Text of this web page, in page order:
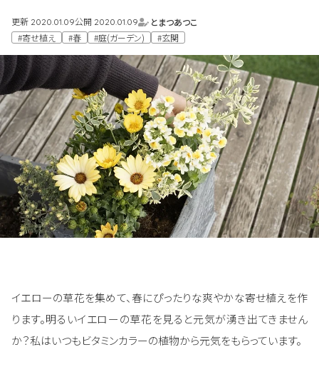
更新 2020.01.09公開 2020.01.09
とまつあつこ
#寄せ植え
#春 #庭(ガーデン) #玄関
イエローの草花を集めて、春にぴったりな爽やかな寄せ植えを作
ります。明るいイエローの草花を見ると元気が湧き出てきません
か？私はいつもビタミンカラーの植物から元気をもらっています。